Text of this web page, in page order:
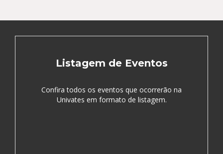
Listagem de Eventos
Confira todos os eventos que ocorrerão na
Univates em formato de listagem.